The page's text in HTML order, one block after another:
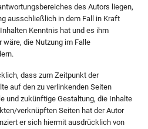
des Autors liegen,
ausschließlich in dem Fall in Kraft
Kenntnis hat und es ihm
die Nutzung im Falle
dass zum Zeitpunkt der
auf den zu verlinkenden Seiten
und zukünftige Gestaltung, die Inhalte
verknüpften Seiten hat der Autor
er sich hiermit ausdrücklich von